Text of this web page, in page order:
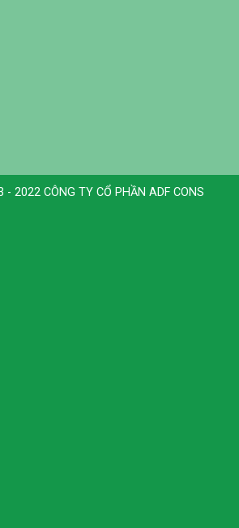
2022 CÔNG TY CỔ PHẦN ADF CONS